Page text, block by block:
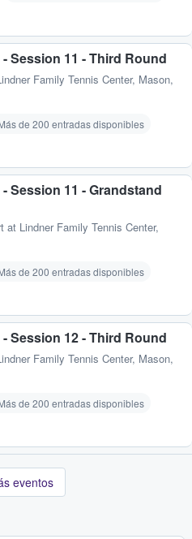
Session 11 - Third Round
Family Tennis Center, Mason,
de 200 entradas disponibles
Session 11 - Grandstand
at Lindner Family Tennis Center,
de 200 entradas disponibles
Session 12 - Third Round
Family Tennis Center, Mason,
de 200 entradas disponibles
eventos